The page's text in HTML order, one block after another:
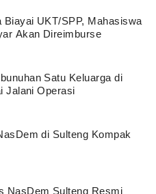
Biayai UKT/SPP, Mahasiswa
Akan Direimburse
Satu Keluarga di
Jalani Operasi
di Sulteng Kompak
NasDem Sulteng Resmi